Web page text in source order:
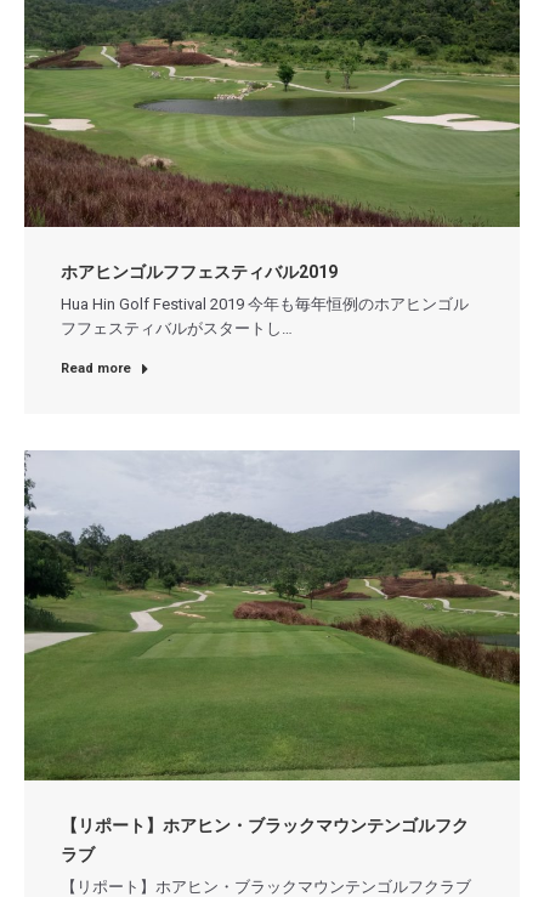
ホアヒンゴルフフェスティバル2019
Hua Hin Golf Festival 2019 今年も毎年恒例のホアヒンゴル
フフェスティバルがスタートし…
Read more
【リポート】ホアヒン・ブラックマウンテンゴルフク
ラブ
【リポート】ホアヒン・ブラックマウンテンゴルフクラブ